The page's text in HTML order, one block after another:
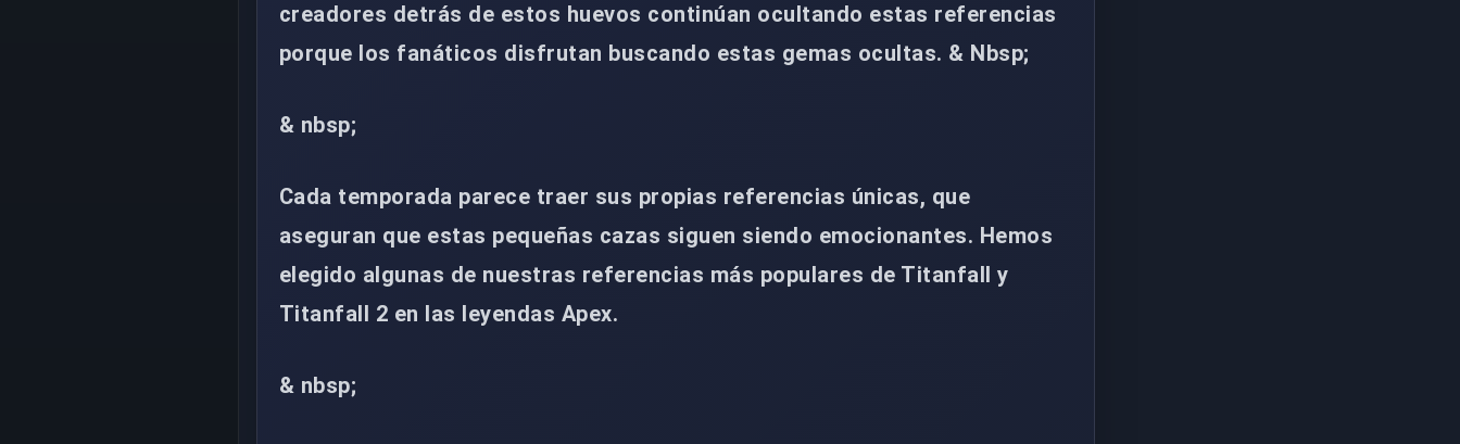
creadores detrás de estos huevos continúan ocultando estas referencias
porque los fanáticos disfrutan buscando estas gemas ocultas. & Nbsp;
& nbsp;
Cada temporada parece traer sus propias referencias únicas, que
aseguran que estas pequeñas cazas siguen siendo emocionantes. Hemos
elegido algunas de nuestras referencias más populares de Titanfall y
Titanfall 2 en las leyendas Apex.
& nbsp;